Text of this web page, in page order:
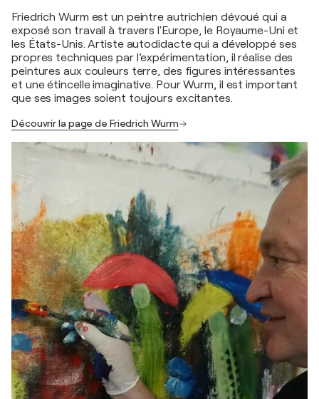
Friedrich Wurm est un peintre autrichien dévoué qui a
exposé son travail à travers l'Europe, le Royaume-Uni et
les États-Unis. Artiste autodidacte qui a développé ses
propres techniques par l’expérimentation, il réalise des
peintures aux couleurs terre, des figures intéressantes
et une étincelle imaginative. Pour Wurm, il est important
que ses images soient toujours excitantes.
Découvrir la page de Friedrich Wurm